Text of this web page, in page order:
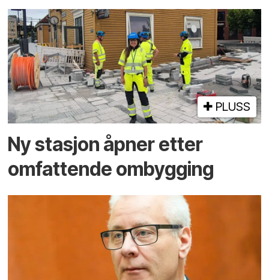
PLUSS
Ny stasjon åpner etter
omfattende ombygging